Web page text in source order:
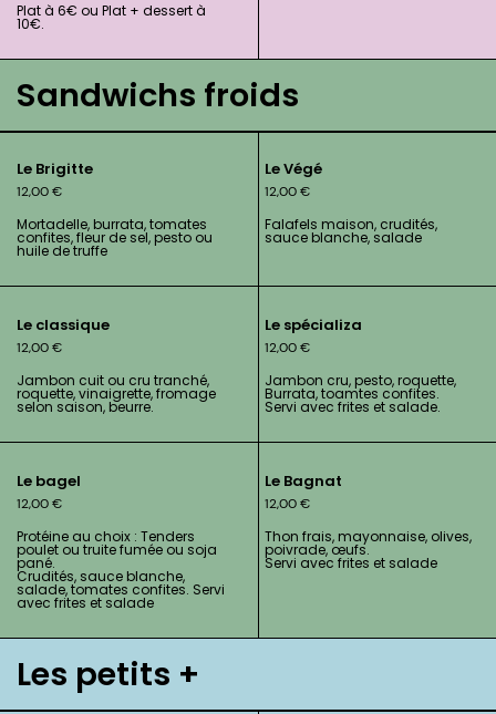
Plat à 6€ ou Plat + dessert à
10€.
Sandwichs froids
Le Brigitte
12,00€
Mortadelle, burrata, tomates
confites, fleur de sel, pesto ou
huile de truffe
Le Végé
12,00€
Falafels maison, crudités,
sauce blanche, salade
Le classique
12,00€
Jambon cuit ou cru tranché,
roquette, vinaigrette, fromage
selon saison, beurre.
Le spécializa
12,00€
Jambon cru, pesto, roquette,
Burrata, toamtes confites.
Servi avec frites et salade.
Le bagel
12,00€
Protéine au choix : Tenders
poulet ou truite fumée ou soja
pané.
Crudités, sauce blanche,
salade, tomates confites. Servi
avec frites et salade
Le Bagnat
12,00€
Thon frais, mayonnaise, olives,
poivrade, œufs.
Servi avec frites et salade
Les petits +